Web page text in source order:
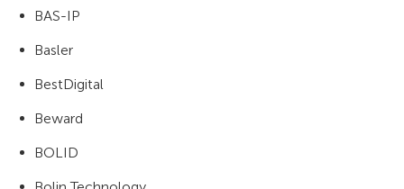
BAS-IP
Basler
BestDigital
Beward
BOLID